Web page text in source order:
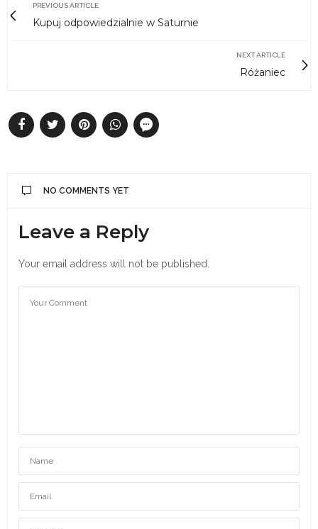
PREVIOUS ARTICLE
Kupuj odpowiedzialnie w Saturnie
NEXT ARTICLE
Różaniec
NO COMMENTS YET
Leave a Reply
Your email address will not be published.